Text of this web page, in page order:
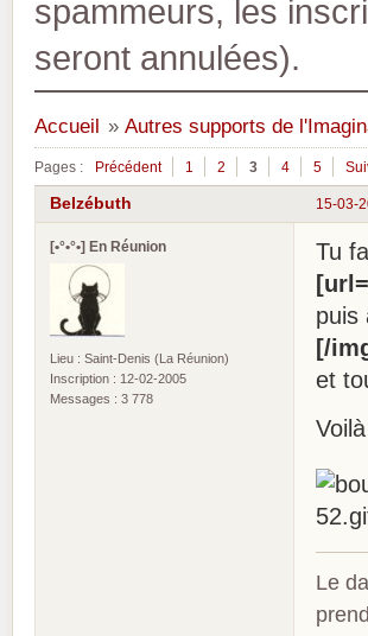
spammeurs, les
seront annulées).
Accueil » Autres supports de
Pages : Précédent 1 2 3 4 5
15-03-
Belzébuth
[•°•°•] En Réunion
Lieu : Saint-Denis (La Réunion)
Inscription : 12-02-2005
Messages : 3 778
Tu
puis
[/
et
Le